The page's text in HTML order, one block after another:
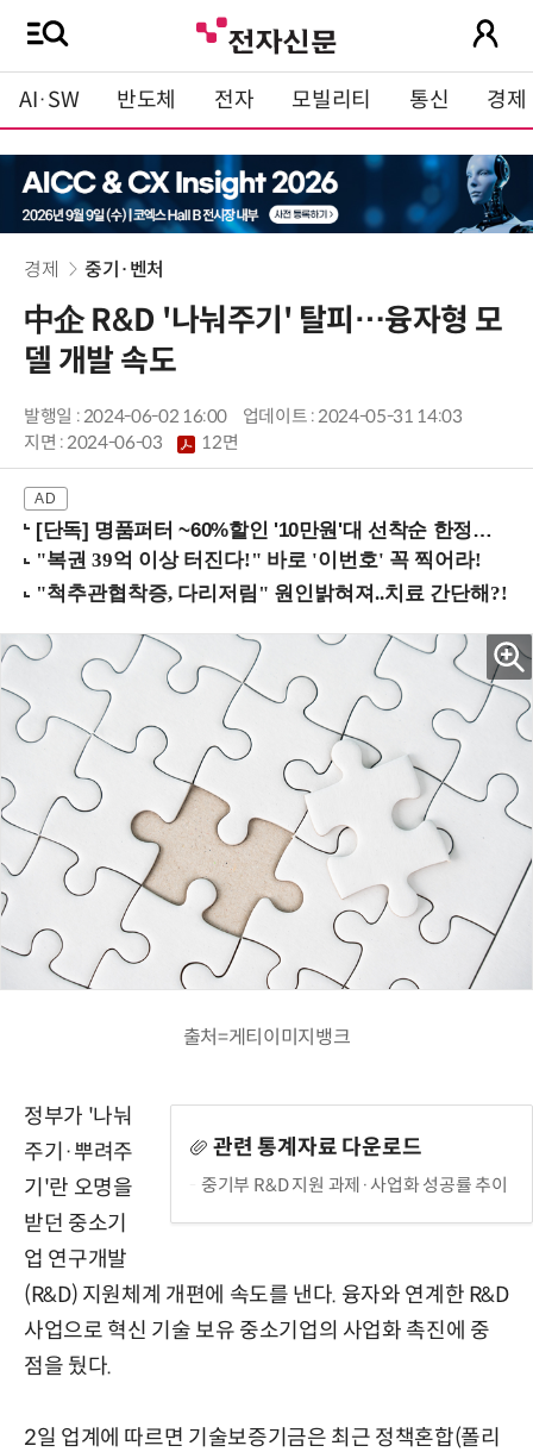
AI·SW 반도체 전자 모빌리티 통신 경제
경제 중기·벤처
中企 R&D '나눠주기' 탈피…융자형 모
델 개발 속도
발행일 : 2024-06-02 16:00
업데이트 : 2024-05-31 14:03
지면 :2024-06-03 12면
[단독] 명품퍼터 ~60%할인 '10만원'대 선착순 한정판매!
출처=게티이미지뱅크
관련 통계자료 다운로드
중기부 R&D 지원 과제·사업화 성공률 추이
정부가 '나눠
주기·뿌려주
기'란 오명을
받던 중소기
업 연구개발
(R&D) 지원체계 개편에 속도를 낸다. 융자와 연계한 R&D
사업으로 혁신 기술 보유 중소기업의 사업화 촉진에 중
점을 뒀다.
2일 업계에 따르면 기술보증기금은 최근 정책혼합(폴리